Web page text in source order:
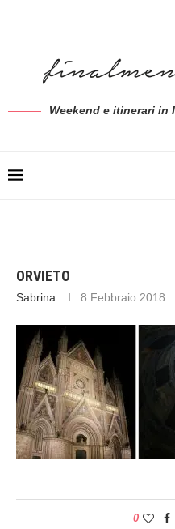
Weekend e itinerari in
ORVIETO
Sabrina 8 Febbraio 2018
0